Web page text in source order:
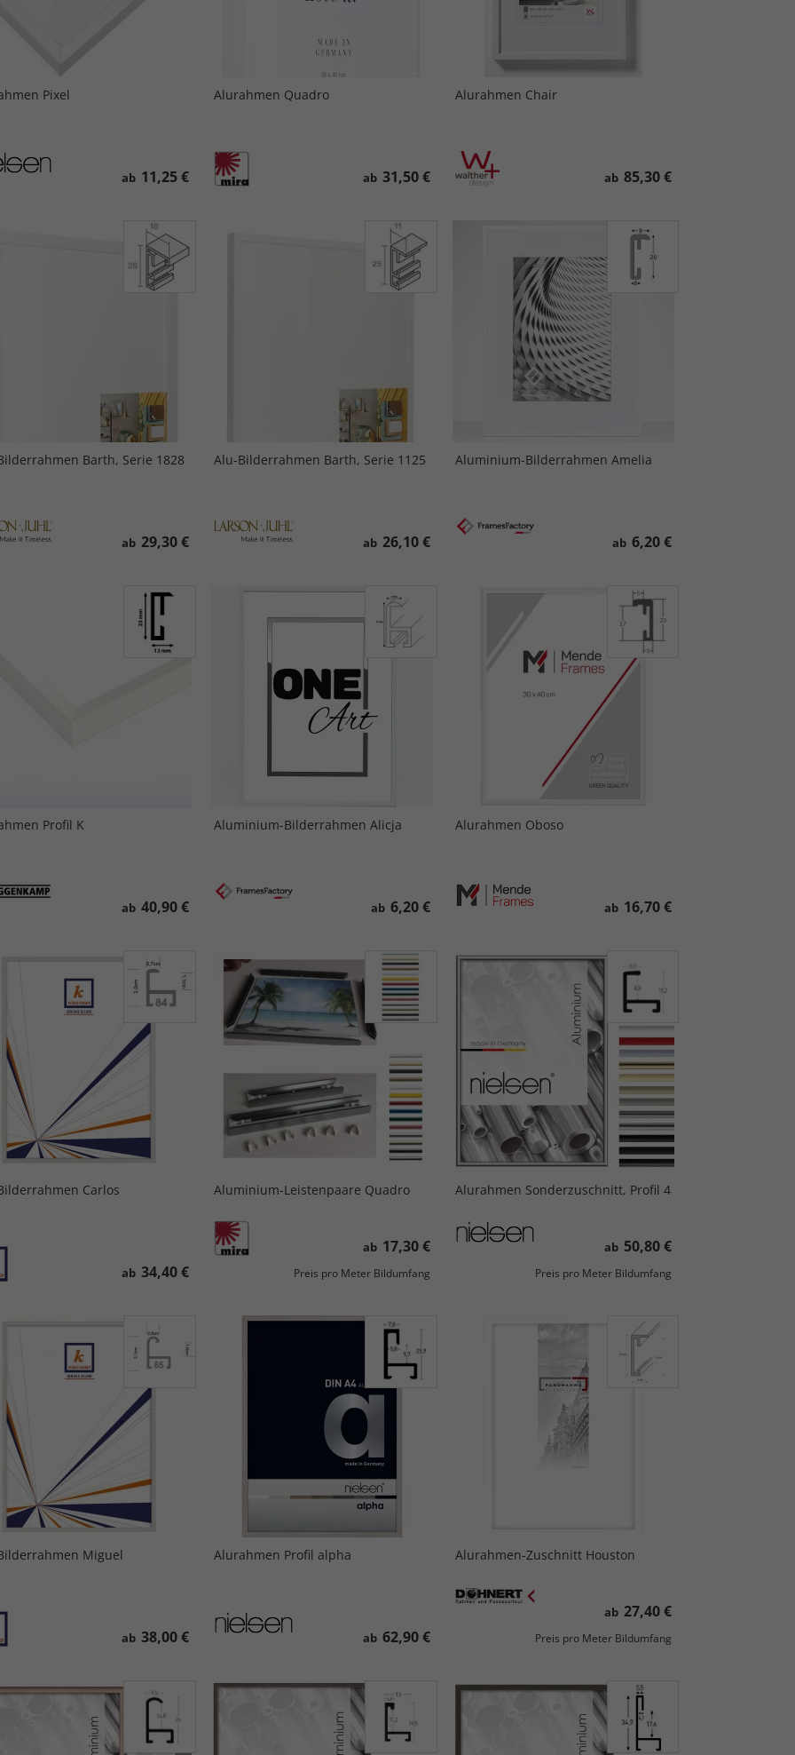
Pixel
ab 11,25 €
Alurahmen Quadro
ab 31,50 €
Alurahmen Chair
ab 85,30 €
Barth, Serie 1828
ab 29,30 €
Alu-Bilderrahmen Barth, Serie 1125
ab 26,10 €
Aluminium-Bilderrahmen Amelia
ab 6,20 €
Profil K
ab 40,90 €
Aluminium-Bilderrahmen Alicja
ab 6,20 €
Alurahmen Oboso
ab 16,70 €
Carlos
ab 34,40 €
Aluminium-Leistenpaare Quadro
ab 17,30 €
Preis pro Meter Bildumfang
Alurahmen Sonderzuschnitt, Profil 4
ab 50,80 €
Preis pro Meter Bildumfang
Miguel
ab 38,00 €
Alurahmen Profil alpha
ab 62,90 €
Alurahmen-Zuschnitt Houston
ab 27,40 €
Preis pro Meter Bildumfang